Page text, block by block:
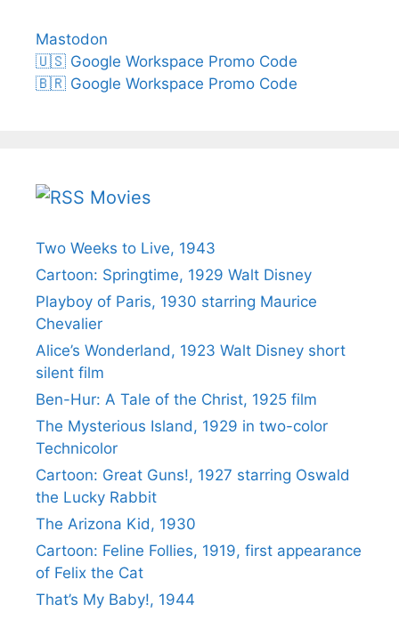
Mastodon
🇺🇸 Google Workspace Promo Code
🇧🇷 Google Workspace Promo Code
Movies
Two Weeks to Live, 1943
Cartoon: Springtime, 1929 Walt Disney
Playboy of Paris, 1930 starring Maurice
Chevalier
Alice’s Wonderland, 1923 Walt Disney short
silent film
Ben-Hur: A Tale of the Christ, 1925 film
The Mysterious Island, 1929 in two-color
Technicolor
Cartoon: Great Guns!, 1927 starring Oswald
the Lucky Rabbit
The Arizona Kid, 1930
Cartoon: Feline Follies, 1919, first appearance
of Felix the Cat
That’s My Baby!, 1944